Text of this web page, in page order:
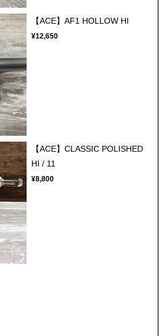
【ACE】AF1 HOLLOW HI
¥12,650
【ACE】CLASSIC POLISHED
HI / 11
¥8,800